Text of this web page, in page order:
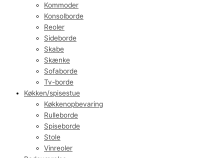
Kommoder
Konsolborde
Reoler
Sideborde
Skabe
Skænke
Sofaborde
Tv-borde
Køkken/spisestue
Køkkenopbevaring
Rulleborde
Spiseborde
Stole
Vinreoler